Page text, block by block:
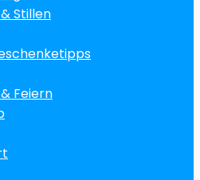
Stillen
Feiern